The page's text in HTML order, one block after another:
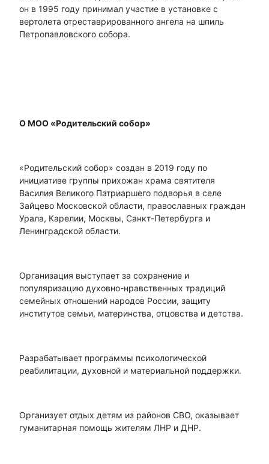
он в 1995 году принимал участие в установке с
вертолета отреставрированного ангела на шпиль
Петропавловского собора.
О МОО «Родительский собор»
«Родительский собор» создан в 2019 году по
инициативе группы прихожан храма святителя
Василия Великого Патриаршего подворья в селе
Зайцево Московской области, православных граждан
Урала, Карелии, Москвы, Санкт-Петербурга и
Ленинградской области.
Организация выступает за сохранение и
популяризацию духовно-нравственных традиций
семейных отношений народов России, защиту
институтов семьи, материнства, отцовства и детства.
Разрабатывает программы психологической
реабилитации, духовной и материальной поддержки.
Организует отдых детям из районов СВО, оказывает
гуманитарная помощь жителям ЛНР и ДНР.